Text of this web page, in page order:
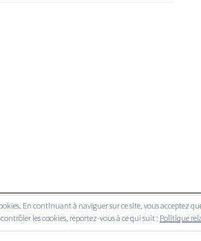
En continuant à naviguer sur ce site, vous acceptez
les cookies, reportez-vous à ce qui suit : Politique